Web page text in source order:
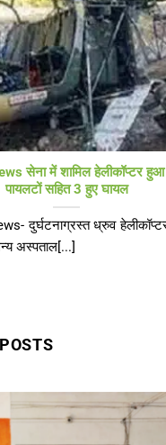
सेना में शामिल हेलीकॉप्टर हुआ
पायलटों सहित 3 हुए घायल
दुर्घटनाग्रस्त ध्रुव
अस्पताल[...]